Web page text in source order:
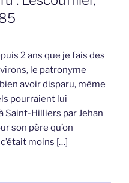
2 ans que je fais des
le patronyme
avoir disparu, même
pourraient lui
Saint-Hilliers par Jehan
son père qu’on
moins […]